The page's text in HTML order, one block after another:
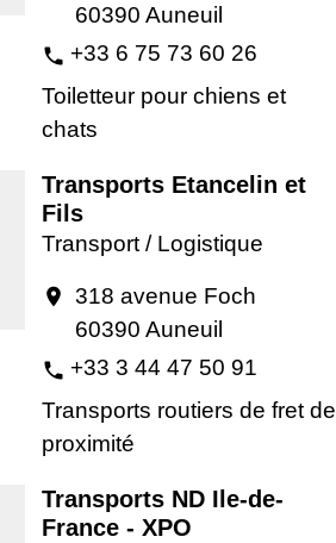
60390 Auneuil
phone +33 6 75 73 60 26
Toiletteur pour chiens et
chats
Transports Etancelin et
Fils
Transport / Logistique
location_on 318 avenue Foch
60390 Auneuil
phone +33 3 44 47 50 91
Transports routiers de fret de
proximité
Transports ND Ile-de-
France - XPO